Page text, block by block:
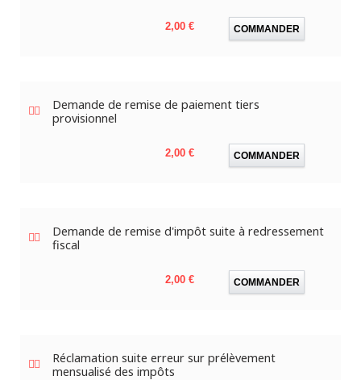
Prix
2,00 € COMMANDER
Demande de remise de paiement tiers
provisionnel
Prix
2,00 € COMMANDER
Demande de remise d'impôt suite à redressement
fiscal
Prix
2,00 € COMMANDER
Réclamation suite erreur sur prélèvement
mensualisé des impôts